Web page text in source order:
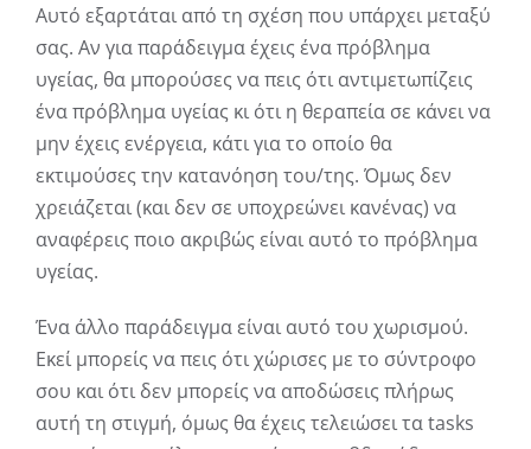
Αυτό εξαρτάται από τη σχέση που υπάρχει μεταξύ
σας. Αν για παράδειγμα έχεις ένα πρόβλημα
υγείας, θα μπορούσες να πεις ότι αντιμετωπίζεις
ένα πρόβλημα υγείας κι ότι η θεραπεία σε κάνει να
μην έχεις ενέργεια, κάτι για το οποίο θα
εκτιμούσες την κατανόηση του/της. Όμως δεν
χρειάζεται (και δεν σε υποχρεώνει κανένας) να
αναφέρεις ποιο ακριβώς είναι αυτό το πρόβλημα
υγείας.
Ένα άλλο παράδειγμα είναι αυτό του χωρισμού.
Εκεί μπορείς να πεις ότι χώρισες με το σύντροφο
σου και ότι δεν μπορείς να αποδώσεις πλήρως
αυτή τη στιγμή, όμως θα έχεις τελειώσει τα tasks